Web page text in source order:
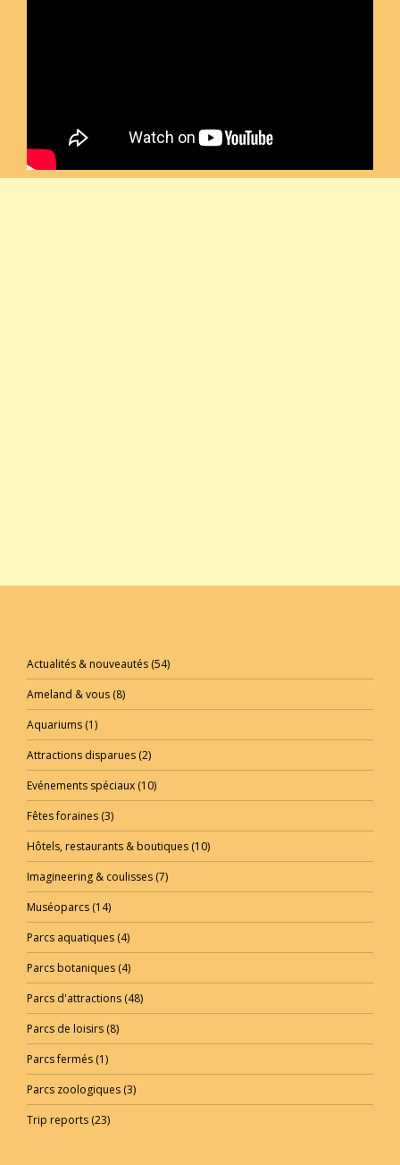
Actualités & nouveautés (54)
Ameland & vous (8)
Aquariums (1)
Attractions disparues (2)
Evénements spéciaux (10)
Fêtes foraines (3)
Hôtels, restaurants & boutiques (10)
Imagineering & coulisses (7)
Muséoparcs (14)
Parcs aquatiques (4)
Parcs botaniques (4)
Parcs d'attractions (48)
Parcs de loisirs (8)
Parcs fermés (1)
Parcs zoologiques (3)
Trip reports (23)